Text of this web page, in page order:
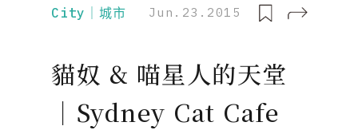
City｜城市 Jun.23.2015
貓奴 & 喵星人的天堂
｜Sydney Cat Cafe